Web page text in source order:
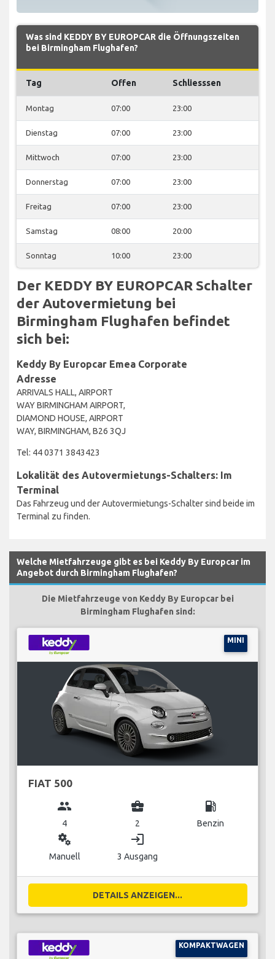
Was sind KEDDY BY EUROPCAR die Öffnungszeiten
bei Birmingham Flughafen?
Tag Offen Schliesssen
Montag 07:00 23:00
Dienstag 07:00 23:00
Mittwoch 07:00 23:00
Donnerstag 07:00 23:00
Freitag 07:00 23:00
Samstag 08:00 20:00
Sonntag 10:00 23:00
Der KEDDY BY EUROPCAR Schalter
der Autovermietung bei
Birmingham Flughafen befindet
sich bei:
Keddy By Europcar Emea Corporate
Adresse
ARRIVALS HALL, AIRPORT
WAY BIRMINGHAM AIRPORT,
DIAMOND HOUSE, AIRPORT
WAY, BIRMINGHAM, B26 3QJ
Tel: 44 0371 3843423
Lokalität des Autovermietungs-Schalters: Im
Terminal
Das Fahrzeug und der Autovermietungs-Schalter sind beide im
Terminal zu finden.
Welche Mietfahrzeuge gibt es bei Keddy By Europcar im
Angebot durch Birmingham Flughafen?
Die Mietfahrzeuge von Keddy By Europcar bei
Birmingham Flughafen sind:
MINI
FIAT 500
group
4
business_center
2
local_gas_station
Benzin
miscellaneous_services
Manuell
login
3 Ausgang
DETAILS ANZEIGEN...
KOMPAKTWAGEN